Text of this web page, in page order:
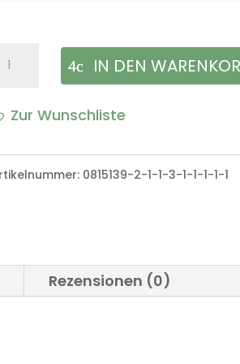
BW
Schirmmützenabzeichen
IN DEN
Zur Wunschliste
0815139-2-1-1-3-1-1-1-1-1
Rezensionen (0)